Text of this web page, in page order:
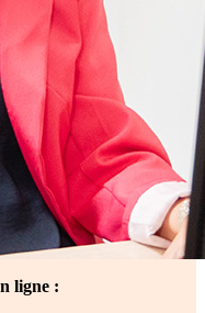
ligne :